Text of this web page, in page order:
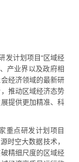
发计划项目“区域经
产业界以及政府相
经济领域的最新研
推动区域经济态势
提供更加精准、科
重点研发计划项目
时空大数据技术，
精细尺度的区域经